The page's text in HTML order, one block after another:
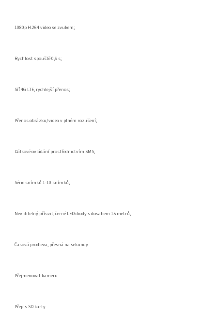
1080p H.264 video se zvukem;
Rychlost spouště 0,6 s;
Síť 4G LTE, rychlejší přenos;
Přenos obrázku/videa v plném rozlišení;
Dálkové ovládání prostřednictvím SMS;
Série snímků 1-10 snímků;
Neviditelný přísvit, černé LED diody s dosahem 15 metrů;
Časová prodleva, přesná na sekundy
Přejmenovat kameru
Přepis SD karty